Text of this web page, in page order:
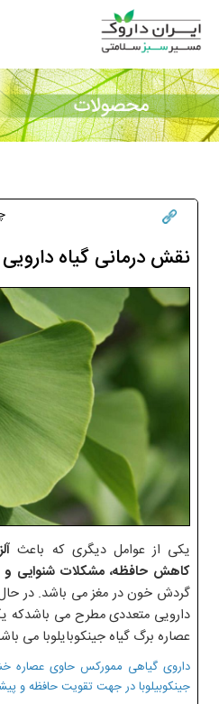
رفتن به محتوای اصلی
نقش درمانی گیاه دارویی
یکی از عوامل دیگری که باعث
کاهش حافظه، مشکلات شنوایی
گردش خون در مغز می باشد. در
دارویی متعددی مطرح می باشدکه
عصاره برگ گیاه جینکوبایلوبا می
داروی گیاهی ممورکسحاوی عصاره
جینکوبیلوبا در جهت تقویت حافظه و